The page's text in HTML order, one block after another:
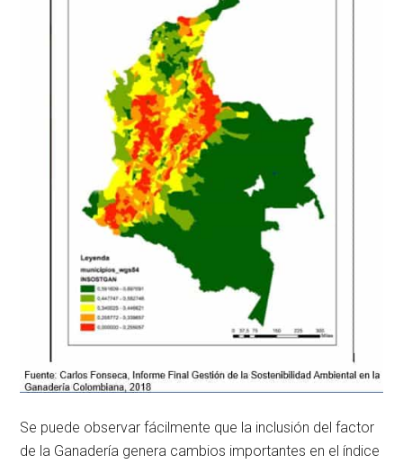
Se puede observar fácilmente que la inclusión del factor
de la Ganadería genera cambios importantes en el índice